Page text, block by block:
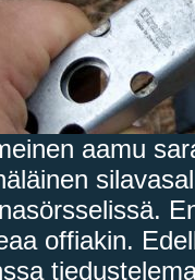
aamu
offiakin.